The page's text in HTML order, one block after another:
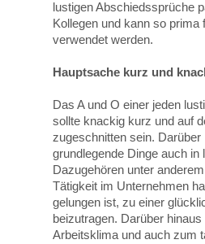
lustigen Abschiedssprüche
Kollegen und kann so
verwendet werden.
Hauptsache kurz und
Das A und O einer jeden
sollte knackig kurz und auf
zugeschnitten sein.
grundlegende Dinge auch
Dazugehören unter
Tätigkeit im Unternehmen
gelungen ist, zu einer
beizutragen. Darüber
Arbeitsklima und auch zum